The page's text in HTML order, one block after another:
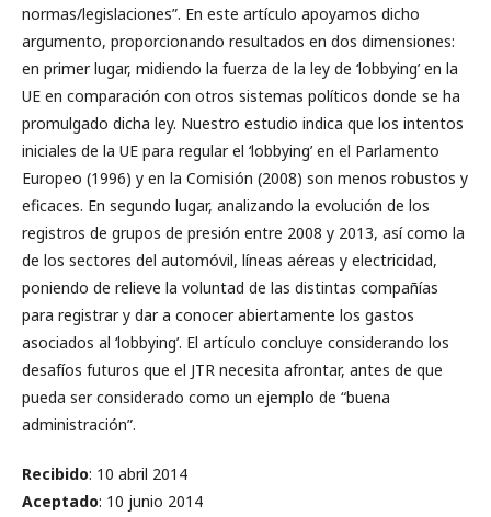
normas/legislaciones”. En este artículo apoyamos dicho
argumento, proporcionando resultados en dos dimensiones:
en primer lugar, midiendo la fuerza de la ley de ‘lobbying’ en la
UE en comparación con otros sistemas políticos donde se ha
promulgado dicha ley. Nuestro estudio indica que los intentos
iniciales de la UE para regular el ‘lobbying’ en el Parlamento
Europeo (1996) y en la Comisión (2008) son menos robustos y
eficaces. En segundo lugar, analizando la evolución de los
registros de grupos de presión entre 2008 y 2013, así como la
de los sectores del automóvil, líneas aéreas y electricidad,
poniendo de relieve la voluntad de las distintas compañías
para registrar y dar a conocer abiertamente los gastos
asociados al ‘lobbying’. El artículo concluye considerando los
desafíos futuros que el JTR necesita afrontar, antes de que
pueda ser considerado como un ejemplo de “buena
administración”.
Recibido: 10 abril 2014
Aceptado: 10 junio 2014